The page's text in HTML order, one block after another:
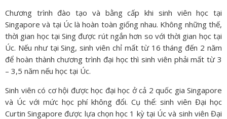
Chương trình đào tạo và bằng cấp khi sinh viên học tại
Singapore và tại Úc là hoàn toàn giống nhau. Không những thế,
thời gian học tại Sing được rút ngắn hơn so với thời gian học tại
Úc. Nếu như tại Sing, sinh viên chỉ mất từ 16 tháng đến 2 năm
để hoàn thành chương trình đại học thì sinh viên phải mất từ 3
– 3,5 năm nếu học tại Úc.
Sinh viên có cơ hội được học đại học ở cả 2 quốc gia Singapore
và Úc với mức học phí không đổi. Cụ thể: sinh viên Đại học
Curtin Singapore được lựa chọn học 1 kỳ tại Úc và sinh viên Đại